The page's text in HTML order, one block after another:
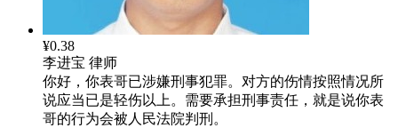
¥0.38
李进宝 律师
你好，你表哥已涉嫌刑事犯罪。对方的伤情按照情况所
说应当已是轻伤以上。需要承担刑事责任，就是说你表
哥的行为会被人民法院判刑。